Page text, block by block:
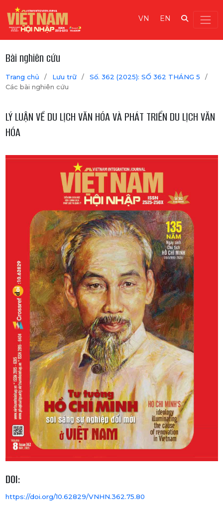
VN EN
Bài nghiên cứu
Trang chủ / Lưu trữ / Số. 362 (2025): SỐ 362 THÁNG 5
/
Các bài nghiên cứu
LÝ LUẬN VỀ DU LỊCH VĂN HÓA VÀ PHÁT TRIỂN DU LỊCH VĂN
HÓA
DOI:
https://doi.org/10.62829/VNHN.362.75.80